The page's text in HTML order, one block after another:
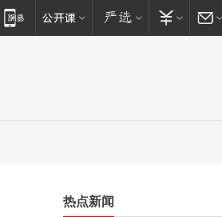
热点新闻